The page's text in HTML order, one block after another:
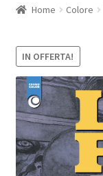
Carrello
Il mio account
Home Colore
IN OFFERTA!